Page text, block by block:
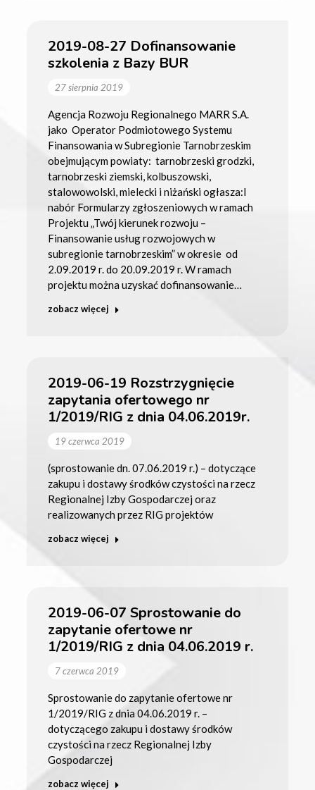
2019-08-27 Dofinansowanie
szkolenia z Bazy BUR
27 sierpnia 2019
Agencja Rozwoju Regionalnego MARR S.A.
jako Operator Podmiotowego Systemu
Finansowania w Subregionie Tarnobrzeskim
obejmującym powiaty: tarnobrzeski grodzki,
tarnobrzeski ziemski, kolbuszowski,
stalowowolski, mielecki i niżański ogłasza:I
nabór Formularzy zgłoszeniowych w ramach
Projektu „Twój kierunek rozwoju –
Finansowanie usług rozwojowych w
subregionie tarnobrzeskim” w okresie od
2.09.2019 r. do 20.09.2019 r. W ramach
projektu można uzyskać dofinansowanie…
zobacz więcej
2019-06-19 Rozstrzygnięcie
zapytania ofertowego nr
1/2019/RIG z dnia 04.06.2019r.
19 czerwca 2019
(sprostowanie dn. 07.06.2019 r.) – dotyczące
zakupu i dostawy środków czystości na rzecz
Regionalnej Izby Gospodarczej oraz
realizowanych przez RIG projektów
zobacz więcej
2019-06-07 Sprostowanie do
zapytanie ofertowe nr
1/2019/RIG z dnia 04.06.2019 r.
7 czerwca 2019
Sprostowanie do zapytanie ofertowe nr
1/2019/RIG z dnia 04.06.2019 r. –
dotyczącego zakupu i dostawy środków
czystości na rzecz Regionalnej Izby
Gospodarczej
zobacz więcej